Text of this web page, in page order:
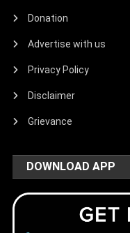
Donation
Advertise with us
Privacy Policy
Disclaimer
Grievance
DOWNLOAD APP